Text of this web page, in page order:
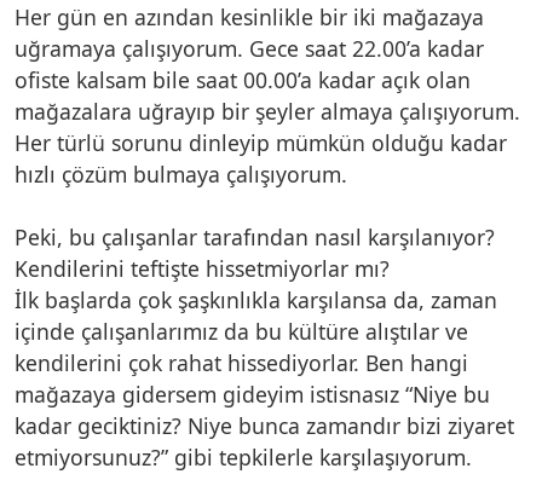
Her gün en azından kesinlikle bir iki mağazaya
uğramaya çalışıyorum. Gece saat 22.00’a kadar
ofiste kalsam bile saat 00.00’a kadar açık olan
mağazalara uğrayıp bir şeyler almaya çalışıyorum.
Her türlü sorunu dinleyip mümkün olduğu kadar
hızlı çözüm bulmaya çalışıyorum.
Peki, bu çalışanlar tarafından nasıl karşılanıyor?
Kendilerini teftişte hissetmiyorlar mı?
İlk başlarda çok şaşkınlıkla karşılansa da, zaman
içinde çalışanlarımız da bu kültüre alıştılar ve
kendilerini çok rahat hissediyorlar. Ben hangi
mağazaya gidersem gideyim istisnasız “Niye bu
kadar geciktiniz? Niye bunca zamandır bizi ziyaret
etmiyorsunuz?” gibi tepkilerle karşılaşıyorum.